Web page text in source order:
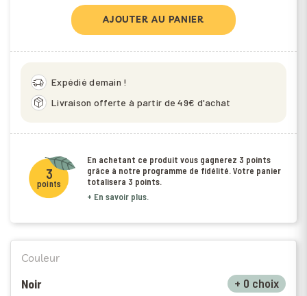
AJOUTER AU PANIER
delivery_truck_speed Expédié demain !
package_2 Livraison offerte à partir de 49€ d'achat
3
points
En achetant ce produit vous gagnerez 3 points
grâce à notre programme de fidélité. Votre panier
totalisera 3 points.
+ En savoir plus.
Couleur
Noir + 0 choix